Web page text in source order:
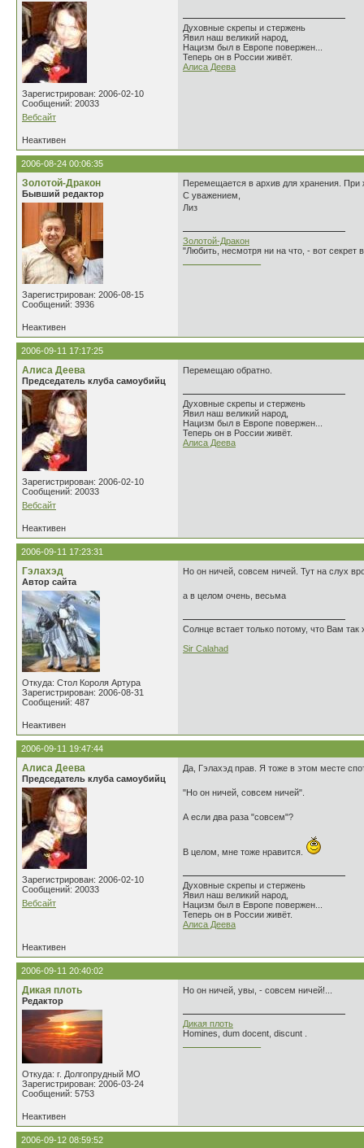
Зарегистрирован: 2006-02-10
Сообщений: 20033
Вебсайт
Духовные скрепы и стержень
Явил наш великий народ,
Нацизм был в Европе повержен...
Теперь он в России живёт.
Алиса Деева
Неактивен
2006-08-24 00:06:35
Золотой-Дракон
Бывший редактор
Зарегистрирован: 2006-08-15
Сообщений: 3936
Перемещается в архив для хранения. При
С уважением,
Лиз
Золотой-Дракон
"Любить, несмотря ни на что, - вот
Неактивен
2006-09-11 17:17:25
Алиса Деева
Председатель клуба самоубийц
Зарегистрирован: 2006-02-10
Сообщений: 20033
Вебсайт
Перемещаю обратно.
Духовные скрепы и стержень
Явил наш великий народ,
Нацизм был в Европе повержен...
Теперь он в России живёт.
Алиса Деева
Неактивен
2006-09-11 17:23:31
Гэлахэд
Автор сайта
Откуда: Стол Короля Артура
Зарегистрирован: 2006-08-31
Сообщений: 487
Но он ничей, совсем ничей. Тут на слух
а в целом очень, весьма
Солнце встает только потому, что Вам так
Sir Calahad
Неактивен
2006-09-11 19:47:44
Алиса Деева
Председатель клуба самоубийц
Зарегистрирован: 2006-02-10
Сообщений: 20033
Вебсайт
Да, Гэлахэд прав. Я тоже в этом месте
"Но он ничей, совсем ничей".
А если два раза "совсем"?
В целом, мне тоже нравится.
Духовные скрепы и стержень
Явил наш великий народ,
Нацизм был в Европе повержен...
Теперь он в России живёт.
Алиса Деева
Неактивен
2006-09-11 20:40:02
Дикая плоть
Редактор
Откуда: г. Долгопрудный МО
Зарегистрирован: 2006-03-24
Сообщений: 5753
Но он ничей, увы, - совсем ничей!...
Дикая плоть
Homines, dum docent, discunt .
Неактивен
2006-09-12 08:59:52